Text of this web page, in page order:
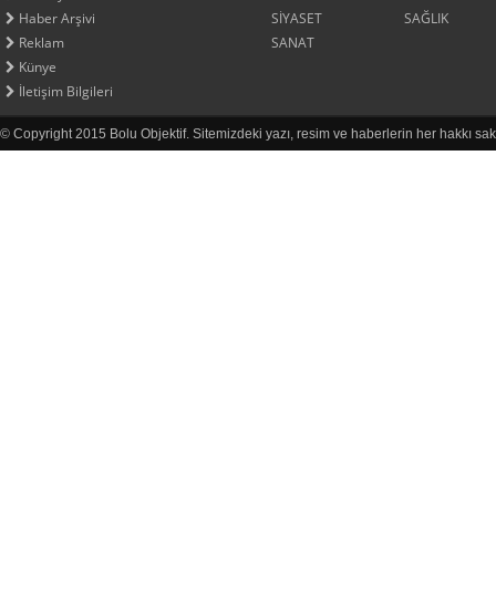
Haber Arşivi
Reklam
Künye
İletişim Bilgileri
SİYASET
SAĞLIK
SANAT
© Copyright 2015 Bolu Objektif. Sitemizdeki yazı, resim ve haberlerin her hakkı